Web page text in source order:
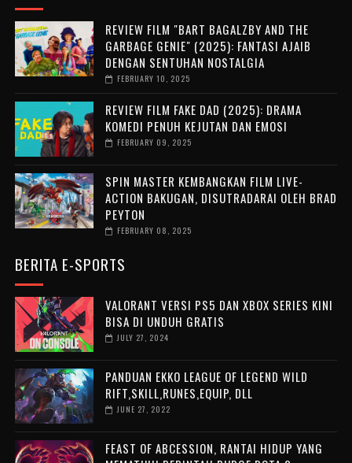
REVIEW FILM "BART BAGALZBY AND THE
GARBAGE GENIE" (2025): FANTASI AJAIB
DENGAN SENTUHAN NOSTALGIA
FEBRUARY 10, 2025
REVIEW FILM FAKE DAD (2025): DRAMA
KOMEDI PENUH KEJUTAN DAN EMOSI
FEBRUARY 09, 2025
SPIN MASTER KEMBANGKAN FILM LIVE-
ACTION BAKUGAN, DISUTRADARAI OLEH BRAD
PEYTON
FEBRUARY 08, 2025
BERITA E-SPORTS
VALORANT VERSI PS5 DAN XBOX SERIES KINI
BISA DI UNDUH GRATIS
JULY 27, 2024
PANDUAN EKKO LEAGUE OF LEGEND WILD
RIFT,SKILL,RUNES,EQUIP, DLL
JUNE 27, 2022
FEAST OF ABCESSION, RANTAI HIDUP YANG